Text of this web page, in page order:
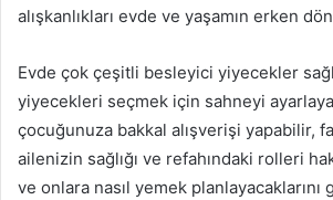
alışkanlıkları evde ve yaşamın erken
Evde çok çeşitli besleyici yiyecekler
yiyecekleri seçmek için sahneyi
çocuğunuza bakkal alışverişi yapabilir,
ailenizin sağlığı ve refahındaki rolleri
ve onlara nasıl yemek